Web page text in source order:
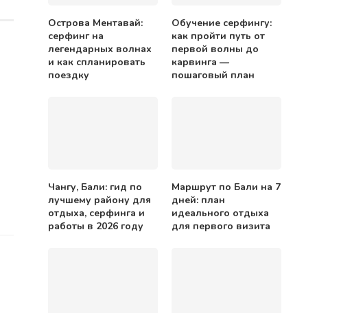
Острова Ментавай:
серфинг на
легендарных волнах
и как спланировать
поездку
Обучение серфингу:
как пройти путь от
первой волны до
карвинга —
пошаговый план
Чангу, Бали: гид по
лучшему району для
отдыха, серфинга и
работы в 2026 году
Маршрут по Бали на 7
дней: план
идеального отдыха
для первого визита